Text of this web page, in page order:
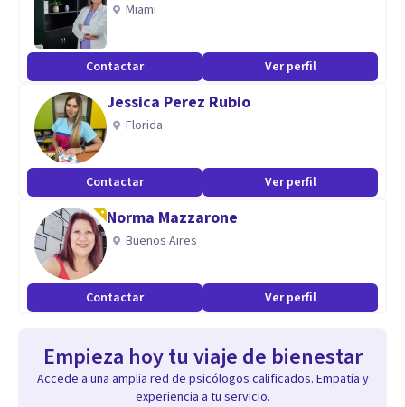
Con una concepción de bienestar multidimensional, en mi
espacio terapéutico integro algunos conceptos filosóficos
japoneses: WABI SABI, IKIGAI, KAIZEN, y SHINRIN YOKU.
Mis servicios están disponibles en línea para Colombianos y
todos los hispanohablantes residentes en cualquier país del
Especialidad
Psicología Clínica
Terapia Cognitiva Conductual (TCC)
Neuropsicología
Herramientas para el Manejo del Duelo
Acompañamiento psicológico a familias de pacientes
Miami
Contactar Ver perfil
Jessica Perez Rubio
Florida
Contactar Ver perfil
Norma Mazzarone
Buenos Aires
Contactar Ver perfil
Empieza hoy tu viaje de bienestar
Accede a una amplia red de psicólogos calificados. Empatía y
experiencia a tu servicio.